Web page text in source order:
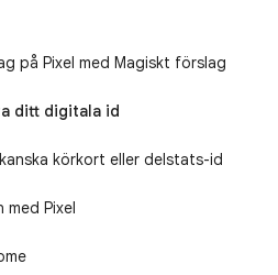
på Pixel med Magiskt förslag
ditt digitala id
körkort eller delstats-id
med Pixel